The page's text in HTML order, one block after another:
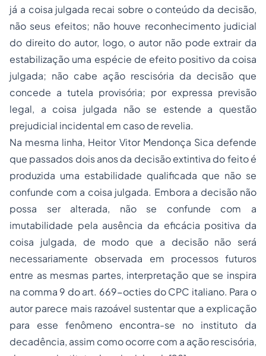
já a coisa julgada recai sobre o conteúdo da decisão,
não seus efeitos; não houve reconhecimento judicial
do direito do autor, logo, o autor não pode extrair da
estabilização uma espécie de efeito positivo da coisa
julgada; não cabe ação rescisória da decisão que
concede a tutela provisória; por expressa previsão
legal, a coisa julgada não se estende a questão
prejudicial incidental em caso de revelia.
Na mesma linha, Heitor Vitor Mendonça Sica defende
que passados dois anos da decisão extintiva do feito é
produzida uma estabilidade qualificada que não se
confunde com a coisa julgada. Embora a decisão não
possa ser alterada, não se confunde com a
imutabilidade pela ausência da eficácia positiva da
coisa julgada, de modo que a decisão não será
necessariamente observada em processos futuros
entre as mesmas partes, interpretação que se inspira
na comma 9 do art. 669-octies do CPC italiano. Para o
autor parece mais razoável sustentar que a explicação
para esse fenômeno encontra-se no instituto da
decadência, assim como ocorre com a ação rescisória,